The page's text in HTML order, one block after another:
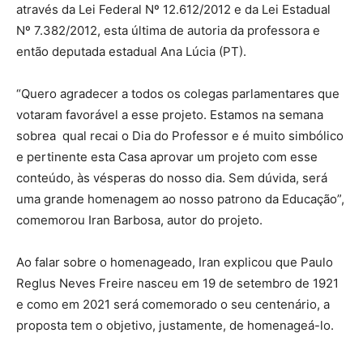
através da Lei Federal Nº 12.612/2012 e da Lei Estadual
Nº 7.382/2012, esta última de autoria da professora e
então deputada estadual Ana Lúcia (PT).
“Quero agradecer a todos os colegas parlamentares que
votaram favorável a esse projeto. Estamos na semana
sobrea qual recai o Dia do Professor e é muito simbólico
e pertinente esta Casa aprovar um projeto com esse
conteúdo, às vésperas do nosso dia. Sem dúvida, será
uma grande homenagem ao nosso patrono da Educação”,
comemorou Iran Barbosa, autor do projeto.
Ao falar sobre o homenageado, Iran explicou que Paulo
Reglus Neves Freire nasceu em 19 de setembro de 1921
e como em 2021 será comemorado o seu centenário, a
proposta tem o objetivo, justamente, de homenageá-lo.